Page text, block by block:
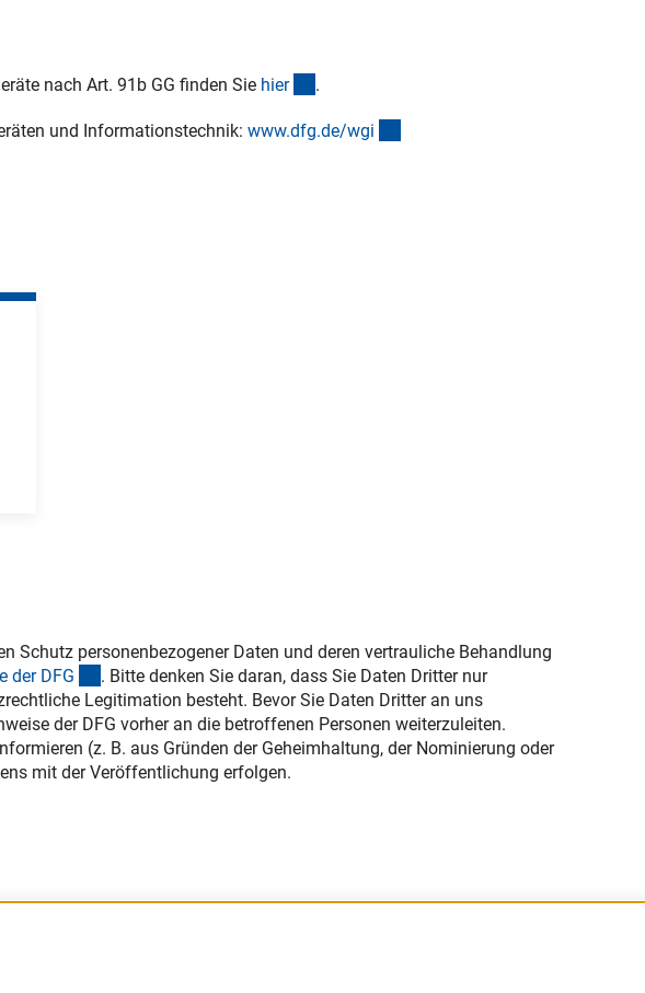
nach Art. 91b GG finden Sie hier .
und Informationstechnik: www.dfg.de/wgi
Schutz personenbezogener Daten und deren vertrauliche Behandlung
der DFG (interner Link)
. Bitte denken Sie daran, dass Sie Daten Dritter nur
Legitimation besteht. Bevor Sie Daten Dritter an uns
der DFG vorher an die betroffenen Personen weiterzuleiten.
(z. B. aus Gründen der Geheimhaltung, der Nominierung oder
mit der Veröffentlichung erfolgen.